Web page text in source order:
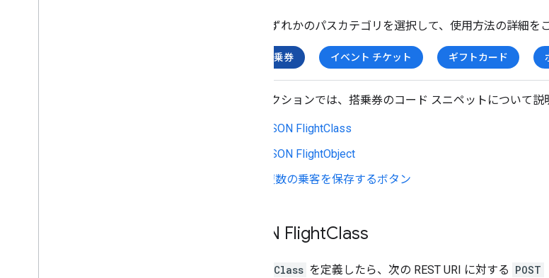
次のいずれかのパスカテゴリを選択して、使用方法の詳細を
搭乗券 イベント チケット ギフトカード
このセクションでは、搭乗券のコード スニペットについて
JSON FlightClass
JSON FlightObject
複数の乗客を保存するボタン
JSON FlightClass
FlightClass を定義したら、次の REST URI に対する POST